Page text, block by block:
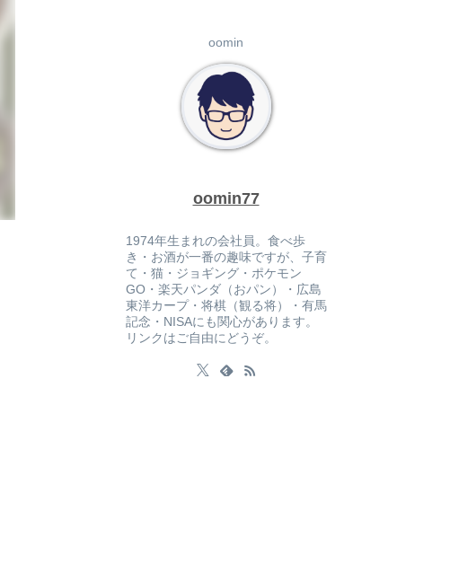
oomin
oomin77
1974年生まれの会社員。食べ歩
き・お酒が一番の趣味ですが、子育
て・猫・ジョギング・ポケモン
GO・楽天パンダ（おパン）・広島
東洋カープ・将棋（観る将）・有馬
記念・NISAにも関心があります。
リンクはご自由にどうぞ。